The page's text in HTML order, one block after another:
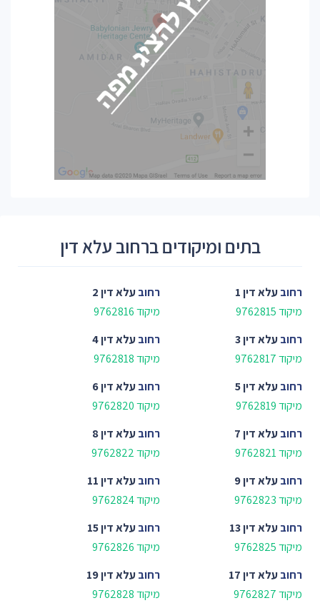
בתים ומיקודים ברחוב עלא דין
רחובעלא דין 1
מיקוד 9762815
רחובעלא דין 2
מיקוד 9762816
רחובעלא דין 3
מיקוד 9762817
רחובעלא דין 4
מיקוד 9762818
רחובעלא דין 5
מיקוד 9762819
רחובעלא דין 6
מיקוד 9762820
רחובעלא דין 7
מיקוד 9762821
רחובעלא דין 8
מיקוד 9762822
רחובעלא דין 9
מיקוד 9762823
רחובעלא דין 11
מיקוד 9762824
רחובעלא דין 13
מיקוד 9762825
רחובעלא דין 15
מיקוד 9762826
רחובעלא דין 17
מיקוד 9762827
רחובעלא דין 19
מיקוד 9762828